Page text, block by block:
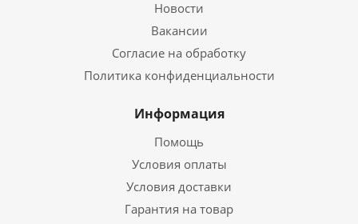
Новости
Вакансии
Согласие на обработку
Политика конфиденциальности
Информация
Помощь
Условия оплаты
Условия доставки
Гарантия на товар